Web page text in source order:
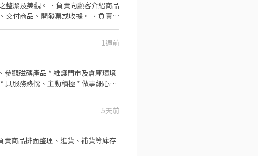
整潔及美觀。 ．負責向顧客介紹商品
交付商品、開發票或收據。 ．負責在
1週前
5天前
責商品排面整理、進貨、補貨等庫存